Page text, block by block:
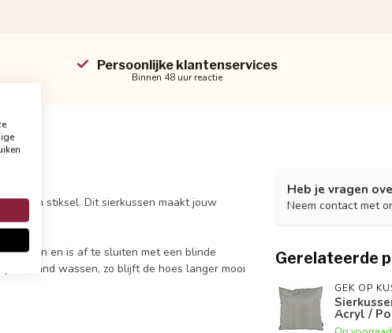
Persoonlijke klantenservices
Binnen 48 uur reactie
een stiksel. Dit sierkussen maakt jouw
patroon en is af te sluiten met een blinde
de hand wassen, zo blijft de hoes langer mooi
Heb je vragen
Neem contact met
Gerelateerde
GEK OP
Acryl /